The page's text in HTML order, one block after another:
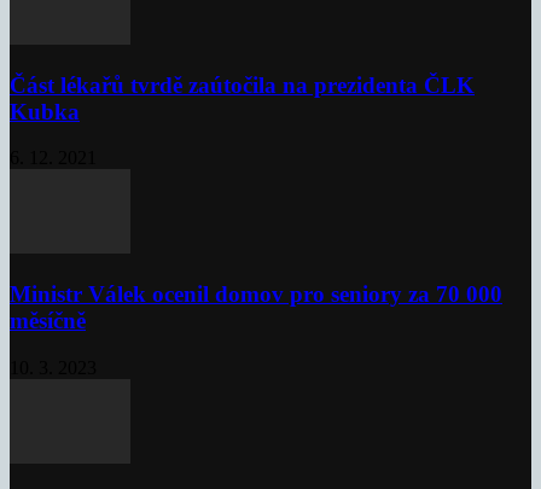
Část lékařů tvrdě zaútočila na prezidenta ČLK
Kubka
Ministr Válek ocenil domov pro seniory za 70 000
měsíčně